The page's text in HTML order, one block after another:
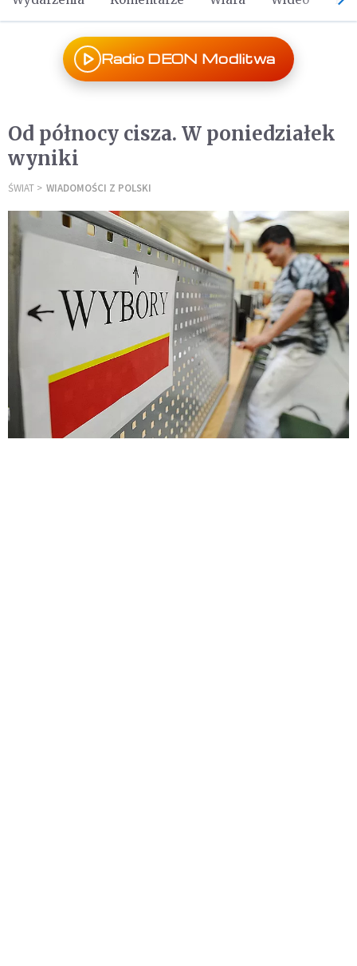
Radio DEON Modlitwa
Od północy cisza. W poniedziałek
wyniki
ŚWIAT WIADOMOŚCI Z POLSKI